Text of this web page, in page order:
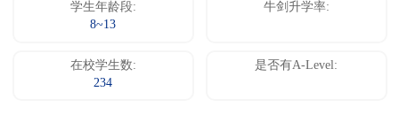
学生年龄段:
8~13
牛剑升学率:
在校学生数:
234
是否有A-Level: